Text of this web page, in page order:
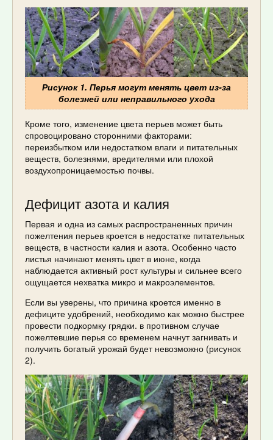
Рисунок 1. Перья могут менять цвет из-за
болезней или неправильного ухода
Кроме того, изменение цвета перьев может быть
спровоцировано сторонними факторами:
переизбытком или недостатком влаги и питательных
веществ, болезнями, вредителями или плохой
воздухопроницаемостью почвы.
Дефицит азота и калия
Первая и одна из самых распространенных причин
пожелтения перьев кроется в недостатке питательных
веществ, в частности калия и азота. Особенно часто
листья начинают менять цвет в июне, когда
наблюдается активный рост культуры и сильнее всего
ощущается нехватка микро и макроэлементов.
Если вы уверены, что причина кроется именно в
дефиците удобрений, необходимо как можно быстрее
провести подкормку грядки. в противном случае
пожелтевшие перья со временем начнут загнивать и
получить богатый урожай будет невозможно (рисунок
2).